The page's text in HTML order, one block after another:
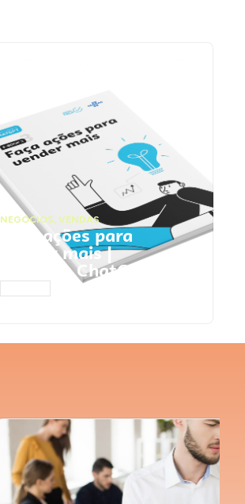
NEGÓCIOS, VENDAS
Faça ações para
vender mais |
Prompts ChatGPT